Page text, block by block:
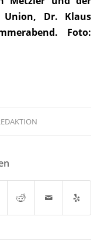
Union, Dr. Klaus
Foto: